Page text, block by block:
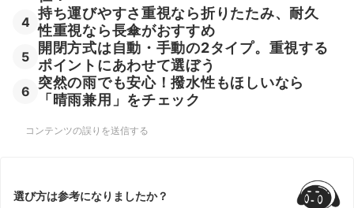
4
持ち運びやすさ重視なら折りたたみ、耐久
性重視なら長傘がおすすめ
5
開閉方式は自動・手動の2タイプ。重視する
ポイントにあわせて選ぼう
6
突然の雨でも安心！撥水性もほしいなら
「晴雨兼用」をチェック
コンテンツの誤りを送信する
選び方は参考になりましたか？